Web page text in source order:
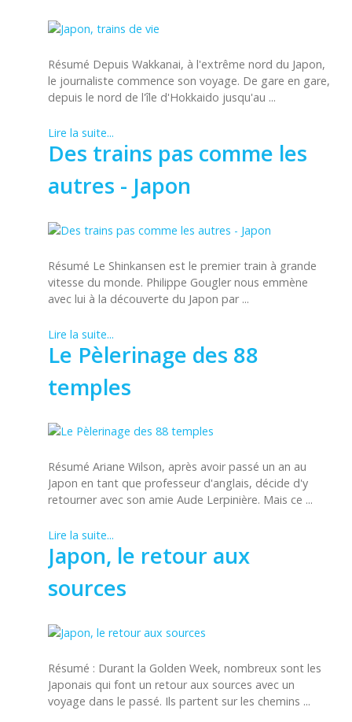
Résumé Depuis Wakkanai, à l'extrême nord du Japon,
le journaliste commence son voyage. De gare en gare,
depuis le nord de l'île d'Hokkaido jusqu'au ...
Lire la suite...
Des trains pas comme les
autres - Japon
Résumé Le Shinkansen est le premier train à grande
vitesse du monde. Philippe Gougler nous emmène
avec lui à la découverte du Japon par ...
Lire la suite...
Le Pèlerinage des 88
temples
Résumé Ariane Wilson, après avoir passé un an au
Japon en tant que professeur d'anglais, décide d'y
retourner avec son amie Aude Lerpinière. Mais ce ...
Lire la suite...
Japon, le retour aux
sources
Résumé : Durant la Golden Week, nombreux sont les
Japonais qui font un retour aux sources avec un
voyage dans le passé. Ils partent sur les chemins ...